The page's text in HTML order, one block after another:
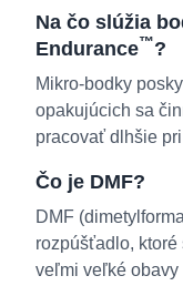
Na čo slúžia
Endurance™?
Mikro-bodky
opakujúcich sa
pracovať dlhšie
Čo je DMF?
DMF
rozpúšťadlo,
veľmi veľké